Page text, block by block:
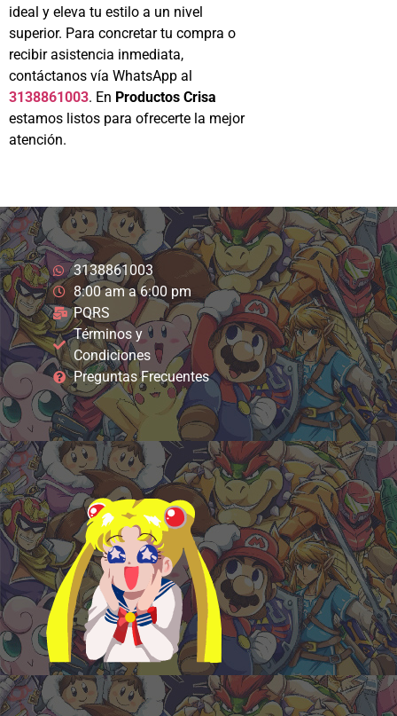
ideal y eleva tu estilo a un nivel
superior. Para concretar tu compra o
recibir asistencia inmediata,
contáctanos vía WhatsApp al
3138861003. En Productos Crisa
estamos listos para ofrecerte la mejor
atención.
3138861003
8:00 am a 6:00 pm
PQRS
Términos y
Condiciones
Preguntas Frecuentes